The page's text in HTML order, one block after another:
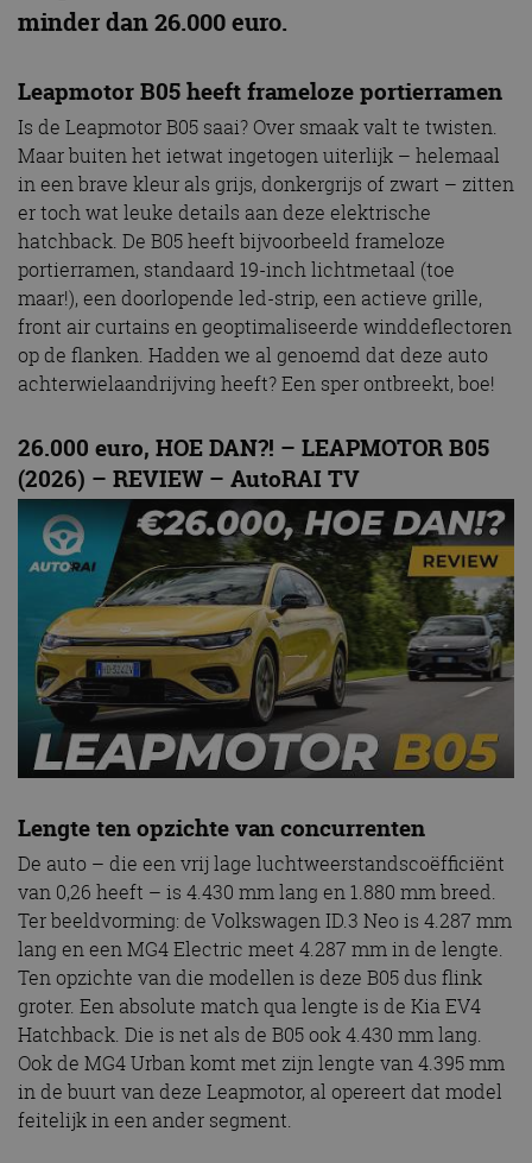
minder dan 26.000 euro.
Leapmotor B05 heeft frameloze portierramen
Is de Leapmotor B05 saai? Over smaak valt te twisten.
Maar buiten het ietwat ingetogen uiterlijk – helemaal
in een brave kleur als grijs, donkergrijs of zwart – zitten
er toch wat leuke details aan deze elektrische
hatchback. De B05 heeft bijvoorbeeld frameloze
portierramen, standaard 19-inch lichtmetaal (toe
maar!), een doorlopende led-strip, een actieve grille,
front air curtains en geoptimaliseerde winddeflectoren
op de flanken. Hadden we al genoemd dat deze auto
achterwielaandrijving heeft? Een sper ontbreekt, boe!
26.000 euro, HOE DAN?! – LEAPMOTOR B05
(2026) – REVIEW – AutoRAI TV
Lengte ten opzichte van concurrenten
De auto – die een vrij lage luchtweerstandscoëfficiënt
van 0,26 heeft – is 4.430 mm lang en 1.880 mm breed.
Ter beeldvorming: de Volkswagen ID.3 Neo is 4.287 mm
lang en een MG4 Electric meet 4.287 mm in de lengte.
Ten opzichte van die modellen is deze B05 dus flink
groter. Een absolute match qua lengte is de Kia EV4
Hatchback. Die is net als de B05 ook 4.430 mm lang.
Ook de MG4 Urban komt met zijn lengte van 4.395 mm
in de buurt van deze Leapmotor, al opereert dat model
feitelijk in een ander segment.